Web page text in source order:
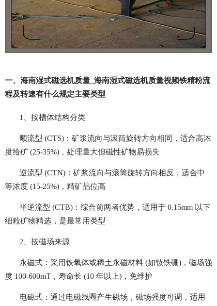
一、海南湿式磁选机质量_海南湿式磁选机质量视频铁精粉流
程及转速有什么规定主要类型
1、按槽体结构分类
顺流型 (CTS)：矿浆流向与滚筒旋转方向相同，适合高浓
度给矿 (25-35%)，处理量大但磁性矿物易损失
逆流型 (CTN)：矿浆流向与滚筒旋转方向相反，适合中
等浓度 (15-25%)，精矿品位高
半逆流型 (CTB)：综合前两者优势，适用于 0.15mm 以下
细粒矿物精选，是最常用类型
2、按磁场来源
永磁式：采用铁氧体或稀土永磁材料 (如钕铁硼)，磁场强
度 100-600mT，寿命长 (10 年以上)，免维护
电磁式：通过电磁线圈产生磁场，磁场强度可调，适用